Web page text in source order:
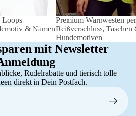
Loops
& Namen
Premium Warnwesten
Reißverschluss, Taschen
Hundemotiven
mit Newsletter
Rudelrabatte und tierisch tolle
direkt in Dein Postfach.